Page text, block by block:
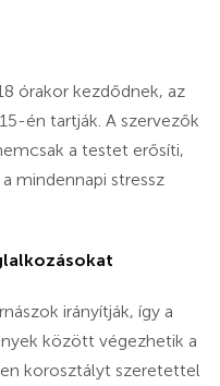
órakor kezdődnek, az
én tartják. A szervezők
a testet erősíti,
mindennapi stressz
irányítják, így a
között végezhetik a
korosztályt szeretettel